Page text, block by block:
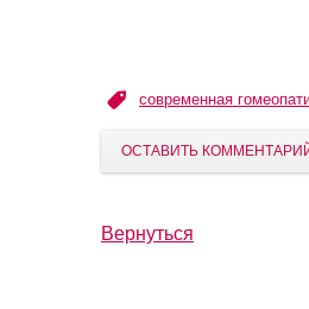
современная
ОСТАВИТЬ
Вернуться